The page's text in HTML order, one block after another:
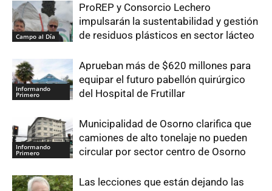
Campo al Día
ProREP y Consorcio Lechero
impulsarán la sustentabilidad y gestión
de residuos plásticos en sector lácteo
Informando
Primero
Aprueban más de $620 millones para
equipar el futuro pabellón quirúrgico
del Hospital de Frutillar
Informando
Primero
Municipalidad de Osorno clarifica que
camiones de alto tonelaje no pueden
circular por sector centro de Osorno
Las lecciones que están dejando las